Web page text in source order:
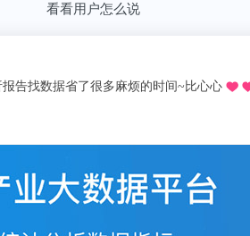
看看用户怎么说
舍就可以看文献写论文啦，再也不用早起去